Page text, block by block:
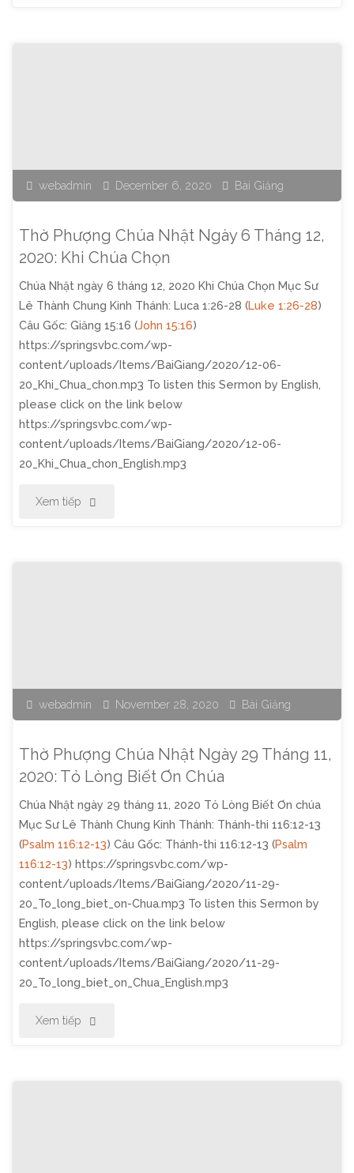
webadmin December 6, 2020 Bài Giảng
Thờ Phượng Chúa Nhật Ngày 6 Tháng 12,
2020: Khi Chúa Chọn
Chúa Nhật ngày 6 tháng 12, 2020 Khi Chúa Chọn Mục Sư
Lê Thành Chung Kinh Thánh: Luca 1:26-28 (Luke 1:26-28)
Câu Gốc: Giăng 15:16 (John 15:16)
https://springsvbc.com/wp-
content/uploads/Items/BaiGiang/2020/12-06-
20_Khi_Chua_chon.mp3 To listen this Sermon by English,
please click on the link below
https://springsvbc.com/wp-
content/uploads/Items/BaiGiang/2020/12-06-
20_Khi_Chua_chon_English.mp3
Xem tiếp "Thờ
Tháng
2020:
Khi
Chúa
Chọn"
webadmin November 28, 2020 Bài Giảng
Thờ Phượng Chúa Nhật Ngày 29 Tháng 11,
2020: Tỏ Lòng Biết Ơn Chúa
Chúa Nhật ngày 29 tháng 11, 2020 Tỏ Lòng Biết Ơn chúa
Mục Sư Lê Thành Chung Kinh Thánh: Thánh-thi 116:12-13
(Psalm 116:12-13) Câu Gốc: Thánh-thi 116:12-13 (Psalm
116:12-13) https://springsvbc.com/wp-
content/uploads/Items/BaiGiang/2020/11-29-
20_To_long_biet_on-Chua.mp3 To listen this Sermon by
English, please click on the link below
https://springsvbc.com/wp-
content/uploads/Items/BaiGiang/2020/11-29-
20_To_long_biet_on_Chua_English.mp3
Xem tiếp "Thờ